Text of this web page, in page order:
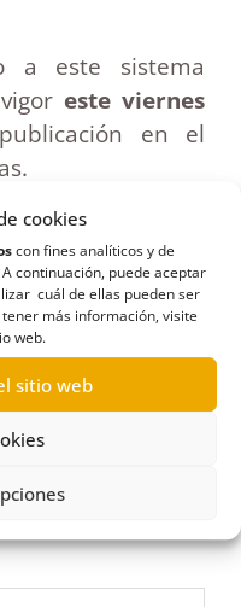
cookies
con fines analíticos y de
continuación, puede aceptar
cuál de ellas pueden ser
más información, visite
web.
sitio web
a este sistema
este viernes
en el
politica/co